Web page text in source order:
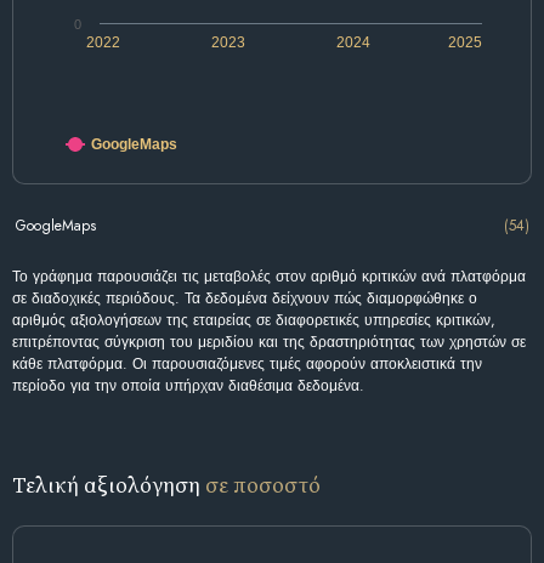
2022 2024
2023 2025
0
GoogleMaps
GoogleMaps (54)
Το γράφημα παρουσιάζει τις μεταβολές στον αριθμό κριτικών ανά πλατφόρμα
σε διαδοχικές περιόδους. Τα δεδομένα δείχνουν πώς διαμορφώθηκε ο
αριθμός αξιολογήσεων της εταιρείας σε διαφορετικές υπηρεσίες κριτικών,
επιτρέποντας σύγκριση του μεριδίου και της δραστηριότητας των χρηστών σε
κάθε πλατφόρμα. Οι παρουσιαζόμενες τιμές αφορούν αποκλειστικά την
περίοδο για την οποία υπήρχαν διαθέσιμα δεδομένα.
Τελική αξιολόγηση σε ποσοστό